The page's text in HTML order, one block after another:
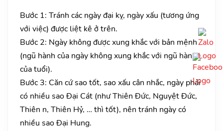
Bước 1: Tránh các ngày đại kỵ, ngày xấu (tương ứng
với việc) được liệt kê ở trên.
Bước 2: Ngày không được xung khắc với bản mệnh
(ngũ hành của ngày không xung khắc với ngũ hành
của tuổi).
Bước 3: Căn cứ sao tốt, sao xấu cân nhắc, ngày phải
có nhiều sao Đại Cát (như Thiên Đức, Nguyệt Đức,
Thiên n, Thiên Hỷ, … thì tốt), nên tránh ngày có
nhiều sao Đại Hung.